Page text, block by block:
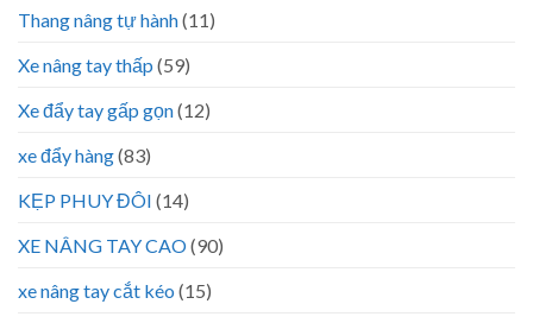
Thang nâng tự hành(11)
Xe nâng tay thấp (59)
Xe đẩy tay gấp gọn(12)
xe đẩy hàng(83)
KẸP PHUY ĐÔI (14)
XE NÂNG TAY CAO(90)
xe nâng tay cắt kéo (15)